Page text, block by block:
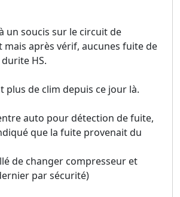
un soucis sur le circuit de
après vérif, aucunes fuite de
HS.
plus de clim depuis ce jour là.
auto pour détection de fuite,
que la fuite provenait du
de changer compresseur et
par sécurité)